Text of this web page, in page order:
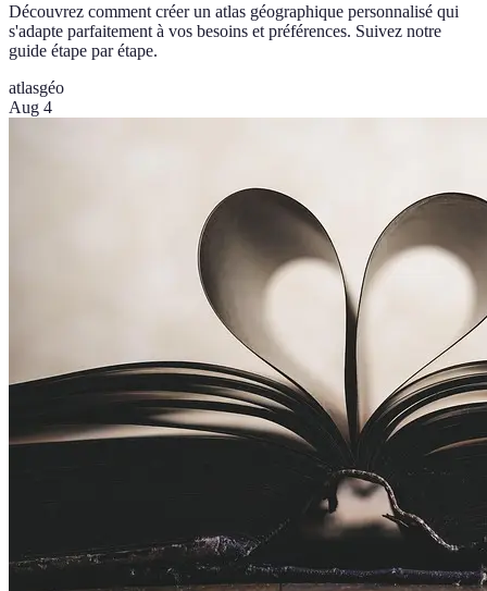
Découvrez comment créer un atlas géographique personnalisé qui
s'adapte parfaitement à vos besoins et préférences. Suivez notre
guide étape par étape.
atlasgéo
Aug 4